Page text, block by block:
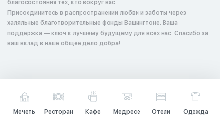
благосостояния тех, кто вокруг вас.
Присоединитесь в распространении любви и заботы через
халяльные благотворительные фонды Вашингтоне. Ваша
поддержка — ключ к лучшему будущему для всех нас. Спасибо за
ваш вклад в наше общее дело добра!
Мечеть Ресторан Кафе Медресе Отели Одежда